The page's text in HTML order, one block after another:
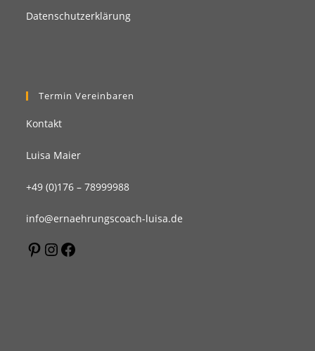
Datenschutzerklärung
Termin Vereinbaren
Kontakt
Luisa Maier
+49 (0)176 – 78999988
info@ernaehrungscoach-luisa.de